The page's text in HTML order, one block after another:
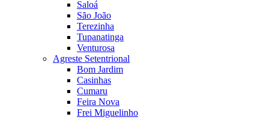
Saloá
São João
Terezinha
Tupanatinga
Venturosa
Agreste Setentrional
Bom Jardim
Casinhas
Cumaru
Feira Nova
Frei Miguelinho